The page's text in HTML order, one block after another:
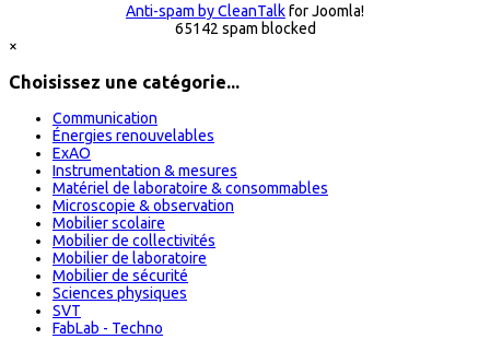
Anti-spam by CleanTalkfor Joomla!
65142 spam blocked
×
Choisissez une catégorie...
Communication
Énergies renouvelables
ExAO
Instrumentation & mesures
Matériel de laboratoire & consommables
Microscopie & observation
Mobilier scolaire
Mobilier de collectivités
Mobilier de laboratoire
Mobilier de sécurité
Sciences physiques
SVT
FabLab - Techno